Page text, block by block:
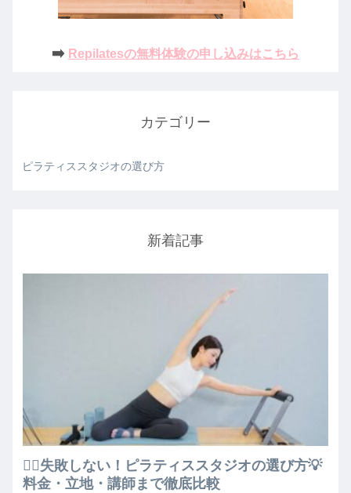
➡️ Repilatesの無料体験の申し込みはこちら
カテゴリー
ピラティススタジオの選び方
新着記事
🧘‍♀️失敗しない！ピラティススタジオの選び方💡
料金・立地・講師まで徹底比較